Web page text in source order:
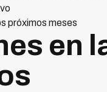
próximos meses
en